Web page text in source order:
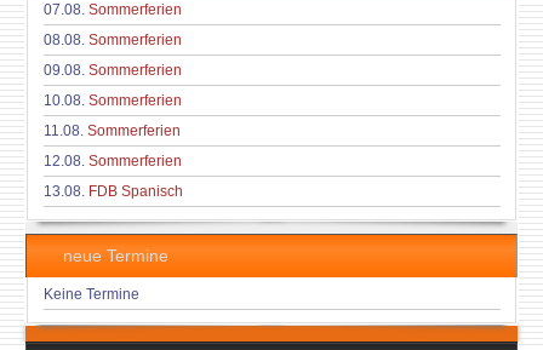
07.08. Sommerferien
08.08. Sommerferien
09.08. Sommerferien
10.08. Sommerferien
11.08. Sommerferien
12.08. Sommerferien
13.08. FDB Spanisch
neue Termine
Keine Termine